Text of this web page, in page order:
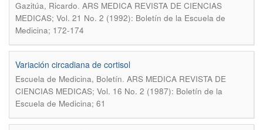
Gazitúa, Ricardo. ARS MEDICA REVISTA DE CIENCIAS
MEDICAS; Vol. 21 No. 2 (1992): Boletín de la Escuela de
Medicina; 172-174
Variación circadiana de cortisol
Escuela de Medicina, Boletín. ARS MEDICA REVISTA DE
CIENCIAS MEDICAS; Vol. 16 No. 2 (1987): Boletín de la
Escuela de Medicina; 61